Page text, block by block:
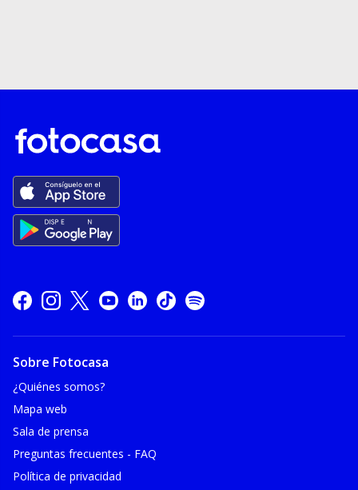
Sobre Fotocasa
¿Quiénes somos?
Mapa web
Sala de prensa
Preguntas frecuentes - FAQ
Política de privacidad